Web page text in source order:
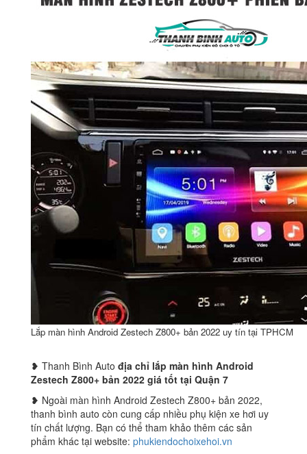
Lắp màn hình Android Zestech Z800+ bản 2022 uy tín tại TPHCM
❥ Thanh Bình Auto địa chỉ lắp màn hình Android
Zestech Z800+ bản 2022 giá tốt tại Quận 7
❥ Ngoài màn hình Android Zestech Z800+ bản 2022,
thanh bình auto còn cung cấp nhiều phụ kiện xe hơi uy
tín chất lượng. Bạn có thể tham khảo thêm các sản
phẩm khác tại website: phukiendochoixehoi.vn